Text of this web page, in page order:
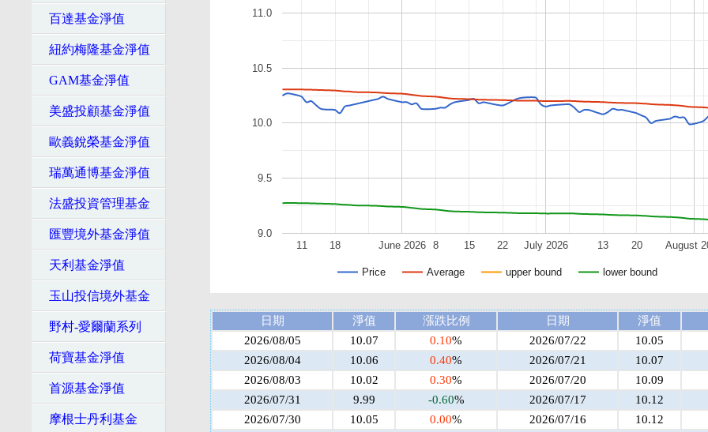
百達基金淨值
紐約梅隆基金淨值
GAM基金淨值
美盛投顧基金淨值
歐義銳榮基金淨值
瑞萬通博基金淨值
法盛投資管理基金
匯豐境外基金淨值
天利基金淨值
玉山投信境外基金
野村-愛爾蘭系列
荷寶基金淨值
首源基金淨值
摩根士丹利基金
Price Average upper bound lower bound
June 2026 July 2026 August
11 18 8 15 22 13 20
9.0
9.5
10.0
10.5
11.0
日期 淨值 漲跌比例 日期
淨值
2026/08/05
10.07 0.10% 2026/07/22
10.05
2026/08/04
10.06 0.40% 2026/07/21
10.07
2026/08/03
10.02 0.30% 2026/07/20
10.09
2026/07/31
9.99 -0.60% 2026/07/17
10.12
2026/07/30
10.05 0.00% 2026/07/16
10.12